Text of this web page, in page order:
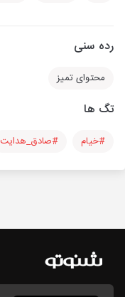
رده سنی
محتوای تمیز
تگ ها
#خیام #صادق_هدایت